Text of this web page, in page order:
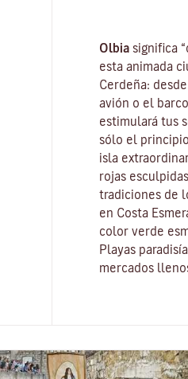
Olbia significa
esta animada
Cerdeña:
avión o el
estimulará tus
sólo el
isla
rojas
tradiciones de
en Costa
color verde
Playas
mercados